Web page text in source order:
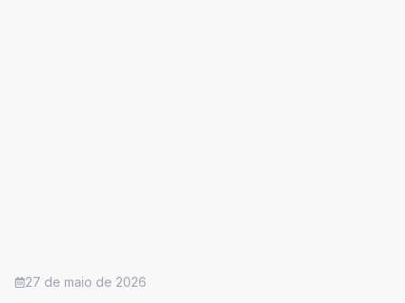
27 de maio de 2026